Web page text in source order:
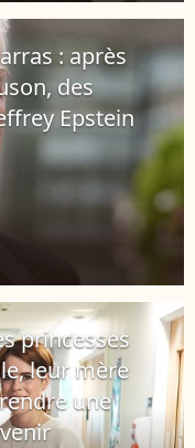
: après
des
Epstein
princesses
leur mère
une